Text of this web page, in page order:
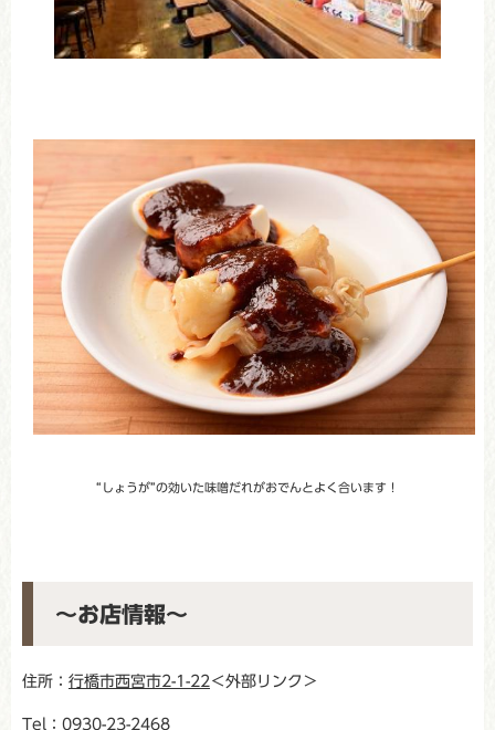
“しょうが”の効いた味噌だれがおでんとよく合います！
～お店情報～
住所： 行橋市西宮市2-1-22 ＜外部リンク＞
Tel：0930-23-2468